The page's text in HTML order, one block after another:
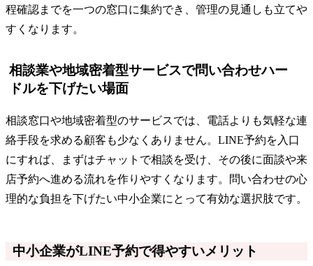
程確認までを一つの窓口に集約でき、管理の見通しも立てや
すくなります。
相談業や地域密着型サービスで問い合わせハー
ドルを下げたい場面
相談窓口や地域密着型のサービスでは、電話よりも気軽な連
絡手段を求める顧客も少なくありません。LINE予約を入口
にすれば、まずはチャットで相談を受け、その後に面談や来
店予約へ進める流れを作りやすくなります。問い合わせの心
理的な負担を下げたい中小企業にとって有効な選択肢です。
中小企業がLINE予約で得やすいメリット